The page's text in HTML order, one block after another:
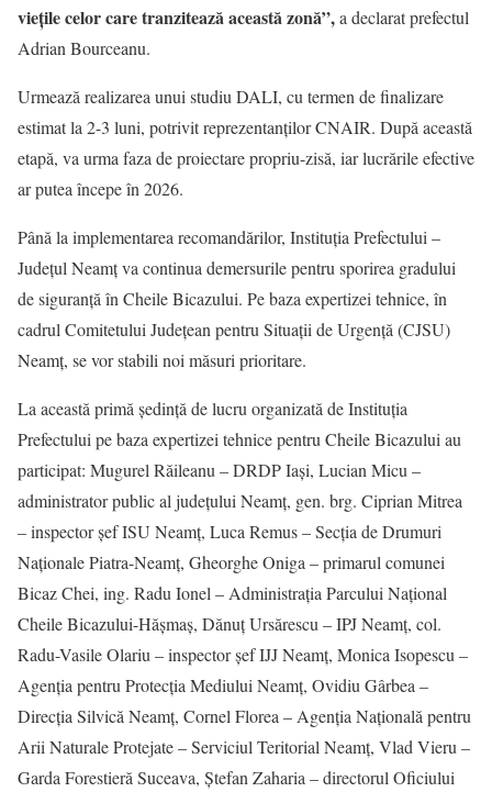
viețile celor care tranzitează această zonă”,a declarat prefectul
Adrian Bourceanu.
Urmează realizarea unui studiu DALI, cu termen de finalizare
estimat la 2-3 luni, potrivit reprezentanților CNAIR. După această
etapă, va urma faza de proiectare propriu-zisă, iar lucrările efective
ar putea începe în 2026.
Până la implementarea recomandărilor, Instituția Prefectului –
Județul Neamț va continua demersurile pentru sporirea gradului
de siguranță în Cheile Bicazului. Pe baza expertizei tehnice, în
cadrul Comitetului Județean pentru Situații de Urgență (CJSU)
Neamț, se vor stabili noi măsuri prioritare.
La această primă ședință de lucru organizată de Instituția
Prefectului pe baza expertizei tehnice pentru Cheile Bicazului au
participat: Mugurel Răileanu – DRDP Iași, Lucian Micu –
administrator public al județului Neamț, gen. brg. Ciprian Mitrea
– inspector șef ISU Neamț, Luca Remus – Secția de Drumuri
Naționale Piatra-Neamț, Gheorghe Oniga – primarul comunei
Bicaz Chei, ing. Radu Ionel – Administrația Parcului Național
Cheile Bicazului-Hășmaș, Dănuț Ursărescu – IPJ Neamț, col.
Radu-Vasile Olariu – inspector șef IJJ Neamț, Monica Isopescu –
Agenția pentru Protecția Mediului Neamț, Ovidiu Gârbea –
Direcția Silvică Neamț, Cornel Florea – Agenția Națională pentru
Arii Naturale Protejate – Serviciul Teritorial Neamț, Vlad Vieru –
Garda Forestieră Suceava, Ștefan Zaharia – directorul Oficiului